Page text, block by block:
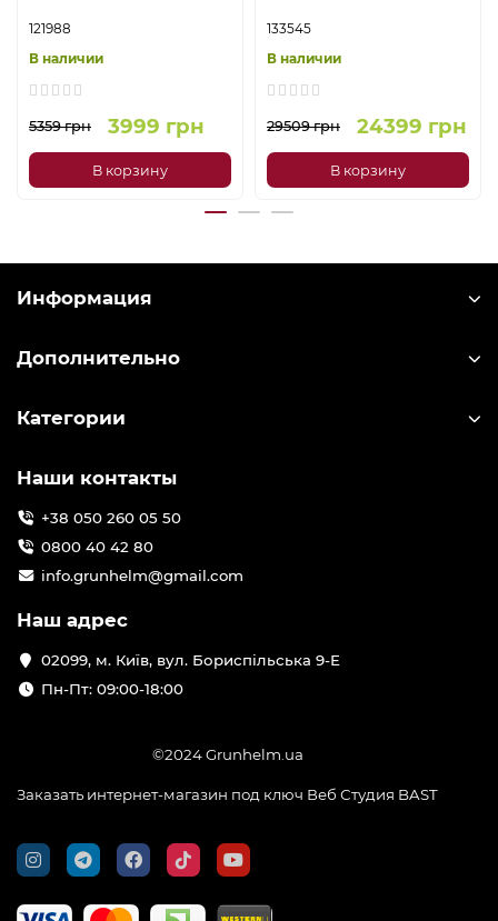
121988
В наличии
5359 грн 3999 грн
В корзину
133545
В наличии
29509 грн 24399 грн
В корзину
Информация
Дополнительно
Категории
Наши контакты
+38 050 260 05 50
0800 40 42 80
info.grunhelm@gmail.com
Наш адрес
02099, м. Київ, вул. Бориспільська 9-Е
Пн-Пт: 09:00-18:00
©2024 Grunhelm.ua
Заказать интернет-магазин под ключ Веб Студия BAST